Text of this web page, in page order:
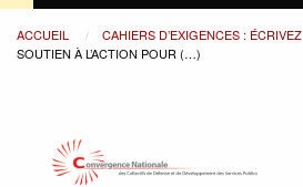
ACCUEIL
CAHIERS D’EXIGENCES : ÉCRIVEZ
SOUTIEN À L’ACTION POUR (…)